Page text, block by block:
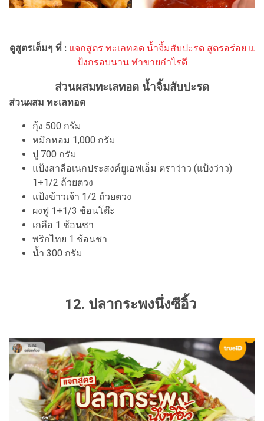
ดูสูตรเต็มๆ ที่ : แจกสูตร ทะเลทอด น้ำจิ้มสับปะรด สูตรอร่อย แ
ป้งกรอบนาน ทำขายกำไรดี
ส่วนผสมทะเลทอด น้ำจิ้มสับปะรด
ส่วนผสม ทะเลทอด
กุ้ง 500 กรัม
หมึกหอม 1,000 กรัม
ปู 700 กรัม
แป้งสาลีอเนกประสงค์ยูเอฟเอ็ม ตราว่าว (แป้งว่าว)
1+1/2 ถ้วยตวง
แป้งข้าวเจ้า 1/2 ถ้วยตวง
ผงฟู 1+1/3 ช้อนโต๊ะ
เกลือ 1 ช้อนชา
พริกไทย 1 ช้อนชา
น้ำ 300 กรัม
12. ปลากระพงนึ่งซีอิ้ว